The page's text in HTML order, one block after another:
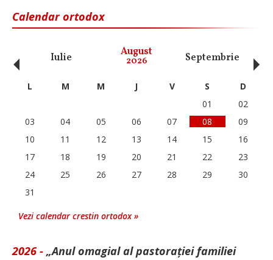
Calendar ortodox
Iulie August
2026 Septembrie
‹ L M M J V S
D
01
02
03
04 05 06 07 08
09
10
11 12 13 14 15
16
17
18 19 20 21 22
23
24
25 26 27 28 29
30
31
Vezi calendar crestin ortodox »
2026 - „Anul omagial al pastorației familiei